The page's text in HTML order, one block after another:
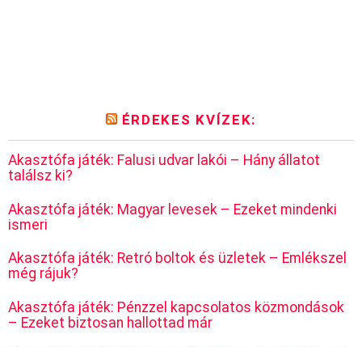
ÉRDEKES KVÍZEK:
Akasztófa játék: Falusi udvar lakói – Hány állatot
találsz ki?
Akasztófa játék: Magyar levesek – Ezeket mindenki
ismeri
Akasztófa játék: Retró boltok és üzletek – Emlékszel
még rájuk?
Akasztófa játék: Pénzzel kapcsolatos közmondások
– Ezeket biztosan hallottad már